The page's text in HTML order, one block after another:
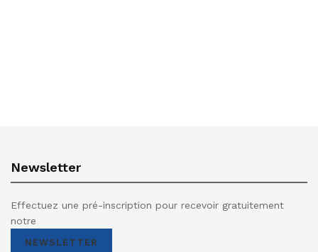
Newsletter
Effectuez une pré-inscription pour recevoir gratuitement
notre
NEWSLETTER